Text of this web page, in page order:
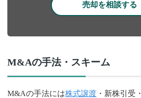
売却を相談する
M&Aの手法・スキーム
M&Aの手法には株式譲渡 ・新株引受・